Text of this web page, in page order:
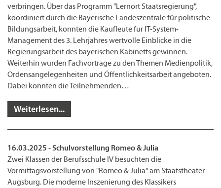
verbringen. Über das Programm "Lernort Staatsregierung",
koordiniert durch die Bayerische Landeszentrale für politische
Bildungsarbeit, konnten die Kaufleute für IT-System-
Management des 3. Lehrjahres wertvolle Einblicke in die
Regierungsarbeit des bayerischen Kabinetts gewinnen.
Weiterhin wurden Fachvorträge zu den Themen Medienpolitik,
Ordensangelegenheiten und Öffentlichkeitsarbeit angeboten.
Dabei konnten die Teilnehmenden…
Weiterlesen...
16.03.2025 - Schulvorstellung Romeo & Julia
Zwei Klassen der Berufsschule IV besuchten die
Vormittagsvorstellung von "Romeo & Julia" am Staatstheater
Augsburg. Die moderne Inszenierung des Klassikers